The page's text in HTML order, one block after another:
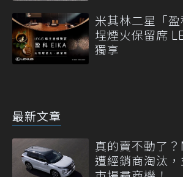
米其林二星「
埕煙火保留席
獨享
最新文章
真的賣不動了
遭經銷商淘汰